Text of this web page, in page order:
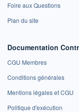
Foire aux Questions
Plan du site
Documentation
CGU Membres
Conditions générales
Mentions légales et CGU
Politique d'exécution